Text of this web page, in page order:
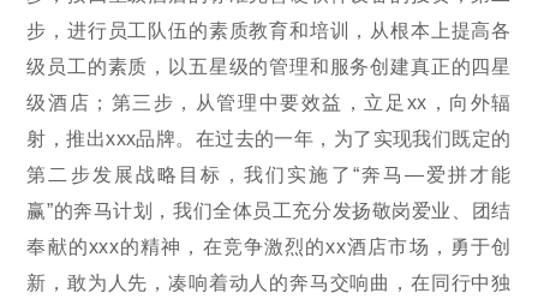
步，进行员工队伍的素质教育和培训，从根本上提高各
级员工的素质，以五星级的管理和服务创建真正的四星
级酒店；第三步，从管理中要效益，立足xx，向外辐
射，推出xxx品牌。在过去的一年，为了实现我们既定的
第二步发展战略目标，我们实施了“奔马—爱拼才能
赢”的奔马计划，我们全体员工充分发扬敬岗爱业、团结
奉献的xxx的精神，在竞争激烈的xx酒店市场，勇于创
新，敢为人先，凑响着动人的奔马交响曲，在同行中独